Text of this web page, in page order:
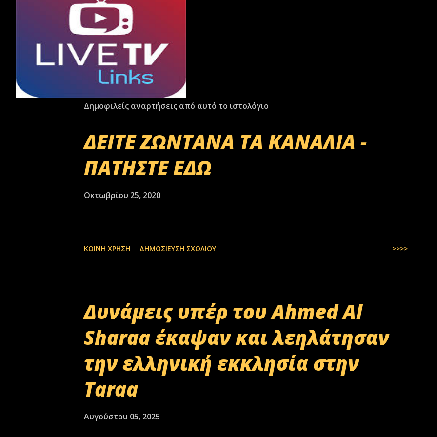
Δημοφιλείς αναρτήσεις από αυτό το ιστολόγιο
ΔΕΙΤΕ ΖΩΝΤΑΝΑ ΤΑ ΚΑΝΑΛΙΑ -
ΠΑΤΗΣΤΕ ΕΔΩ
Οκτωβρίου 25, 2020
ΚΟΙΝΉ ΧΡΉΣΗ ΔΗΜΟΣΊΕΥΣΗ ΣΧΟΛΊΟΥ >>>>
Δυνάμεις υπέρ του Ahmed Al
Sharaa έκαψαν και λεηλάτησαν
την ελληνική εκκλησία στην
Taraa
Αυγούστου 05, 2025